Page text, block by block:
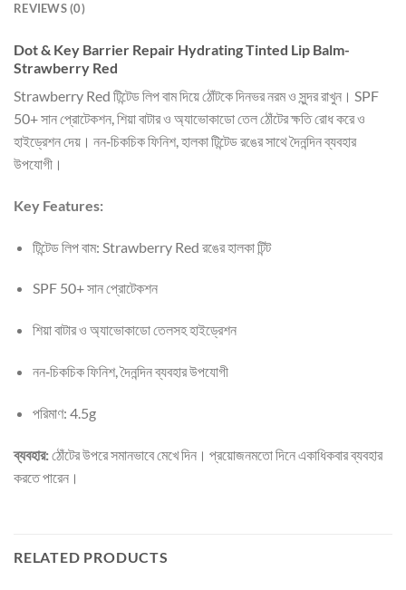
REVIEWS (0)
Dot & Key Barrier Repair Hydrating Tinted Lip Balm-
Strawberry Red
Strawberry Red টিন্টেড লিপ বাম দিয়ে ঠোঁটকে দিনভর নরম ও সুন্দর রাখুন। SPF
50+ সান প্রোটেকশন, শিয়া বাটার ও অ্যাভোকাডো তেল ঠোঁটের ক্ষতি রোধ করে ও
হাইড্রেশন দেয়। নন‑চিকচিক ফিনিশ, হালকা টিন্টেড রঙের সাথে দৈনন্দিন ব্যবহার
উপযোগী।
Key Features:
টিন্টেড লিপ বাম: Strawberry Red রঙের হালকা টিন্ট
SPF 50+ সান প্রোটেকশন
শিয়া বাটার ও অ্যাভোকাডো তেলসহ হাইড্রেশন
নন‑চিকচিক ফিনিশ, দৈনন্দিন ব্যবহার উপযোগী
পরিমাণ: 4.5g
ব্যবহার:ঠোঁটের উপরে সমানভাবে মেখে দিন। প্রয়োজনমতো দিনে একাধিকবার ব্যবহার
করতে পারেন।
RELATED PRODUCTS